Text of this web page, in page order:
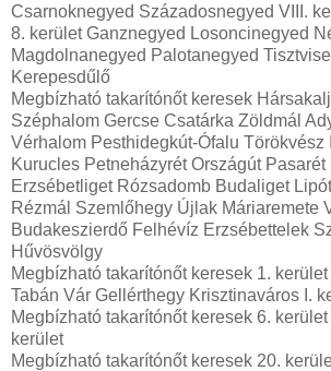
Csarnoknegyed Századosnegyed VIII.
8. kerület Ganznegyed Losoncinegyed
Magdolnanegyed Palotanegyed
Kerepesdűlő
Megbízható takarítónőt keresek
Széphalom Gercse Csatárka Zöldmál
Vérhalom Pesthidegkút-Ófalu Törökvész
Kurucles Petneházyrét Országút
Erzsébetliget Rózsadomb Budaliget
Rézmál Szemlőhegy Újlak Máriaremete
Budakeszierdő Felhévíz Erzsébettelek
Hűvösvölgy
Megbízható takarítónőt keresek 1.
Tabán Vár Gellérthegy Krisztinaváros I.
Megbízható takarítónőt keresek 6.
kerület
Megbízható takarítónőt keresek 20.